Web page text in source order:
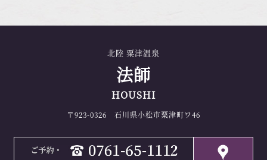
北陸 粟津温泉
法師
HOUSHI
〒923-0326 石川県小松市粟津町ワ46